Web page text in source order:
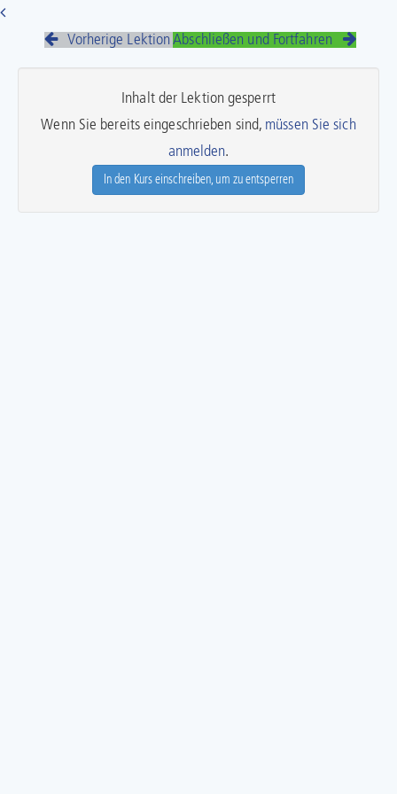
Vorherige Lektion Abschließen und Fortfahren
Inhalt der Lektion gesperrt
Wenn Sie bereits eingeschrieben sind, müssen Sie sich
anmelden.
In den Kurs einschreiben, um zu entsperren